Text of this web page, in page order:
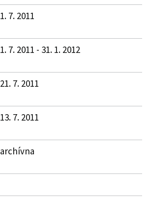
1. 7. 2011
1. 7. 2011 - 31. 1. 2012
21. 7. 2011
13. 7. 2011
archívna